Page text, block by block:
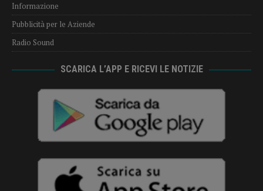
Informazione
Pubblicità per le Aziende
Radio Sound
SCARICA L’APP E RICEVI LE NOTIZIE